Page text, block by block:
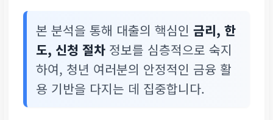
본 분석을 통해 대출의 핵심인금리, 한
도, 신청 절차 정보를 심층적으로 숙지
하여, 청년 여러분의 안정적인 금융 활
용 기반을 다지는 데 집중합니다.